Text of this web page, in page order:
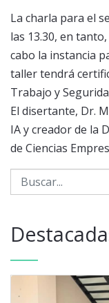
La charla para el
las 13.30, en
cabo la instancia
taller tendrá
Trabajo y
El disertante, Dr.
IA y creador de la
de Ciencias